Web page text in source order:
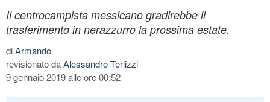
Il centrocampista messicano gradirebbe il
trasferimento in nerazzurro la prossima estate.
diArmando
revisionato daAlessandro Terlizzi
9 gennaio 2019 alle ore 00:52